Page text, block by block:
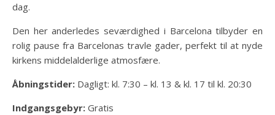
dag.
Den her anderledes seværdighed i Barcelona tilbyder en
rolig pause fra Barcelonas travle gader, perfekt til at nyde
kirkens middelalderlige atmosfære.
Åbningstider: Dagligt: ​​kl. 7:30 – kl. 13 & kl. 17 til kl. 20:30
Indgangsgebyr: Gratis